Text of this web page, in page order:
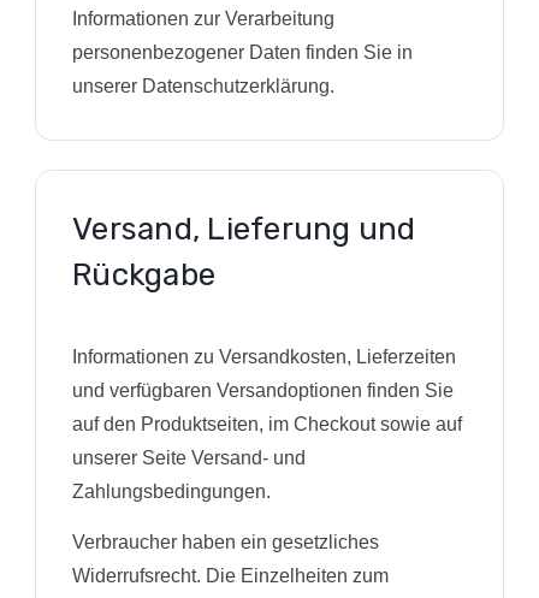
Informationen zur Verarbeitung
personenbezogener Daten finden Sie in
unserer Datenschutzerklärung.
Versand, Lieferung und
Rückgabe
Informationen zu Versandkosten, Lieferzeiten
und verfügbaren Versandoptionen finden Sie
auf den Produktseiten, im Checkout sowie auf
unserer Seite Versand- und
Zahlungsbedingungen.
Verbraucher haben ein gesetzliches
Widerrufsrecht. Die Einzelheiten zum